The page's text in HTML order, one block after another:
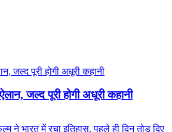
जल्द पूरी होगी अधूरी कहानी